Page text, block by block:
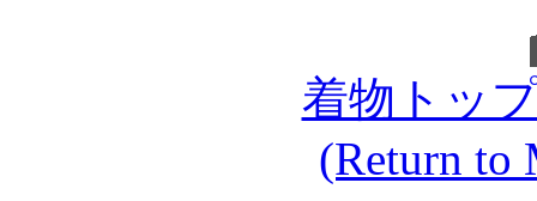
着物トッ
(Return to